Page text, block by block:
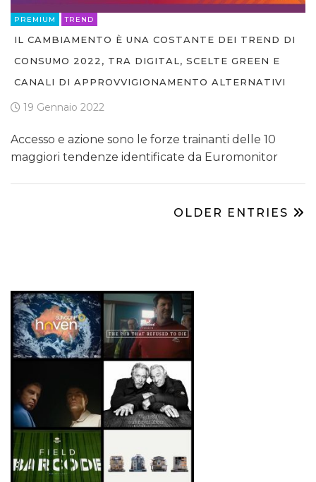
PREMIUM TREND
IL CAMBIAMENTO È UNA COSTANTE DEI TREND DI
CONSUMO 2022, TRA DIGITAL, SCELTE GREEN E
CANALI DI APPROVVIGIONAMENTO ALTERNATIVI
19 Gennaio 2022
Accesso e azione sono le forze trainanti delle 10
maggiori tendenze identificate da Euromonitor
OLDER ENTRIES